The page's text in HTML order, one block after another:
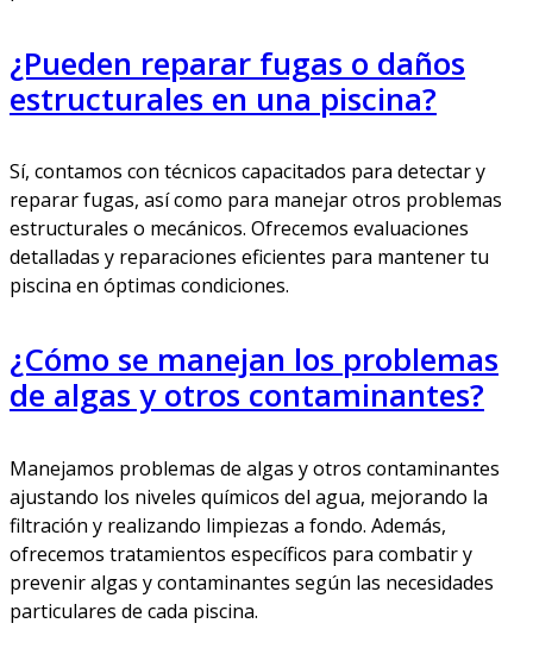
¿Pueden reparar fugas o daños
estructurales en una piscina?
Sí, contamos con técnicos capacitados para detectar y
reparar fugas, así como para manejar otros problemas
estructurales o mecánicos. Ofrecemos evaluaciones
detalladas y reparaciones eficientes para mantener tu
piscina en óptimas condiciones.
¿Cómo se manejan los problemas
de algas y otros contaminantes?
Manejamos problemas de algas y otros contaminantes
ajustando los niveles químicos del agua, mejorando la
filtración y realizando limpiezas a fondo. Además,
ofrecemos tratamientos específicos para combatir y
prevenir algas y contaminantes según las necesidades
particulares de cada piscina.